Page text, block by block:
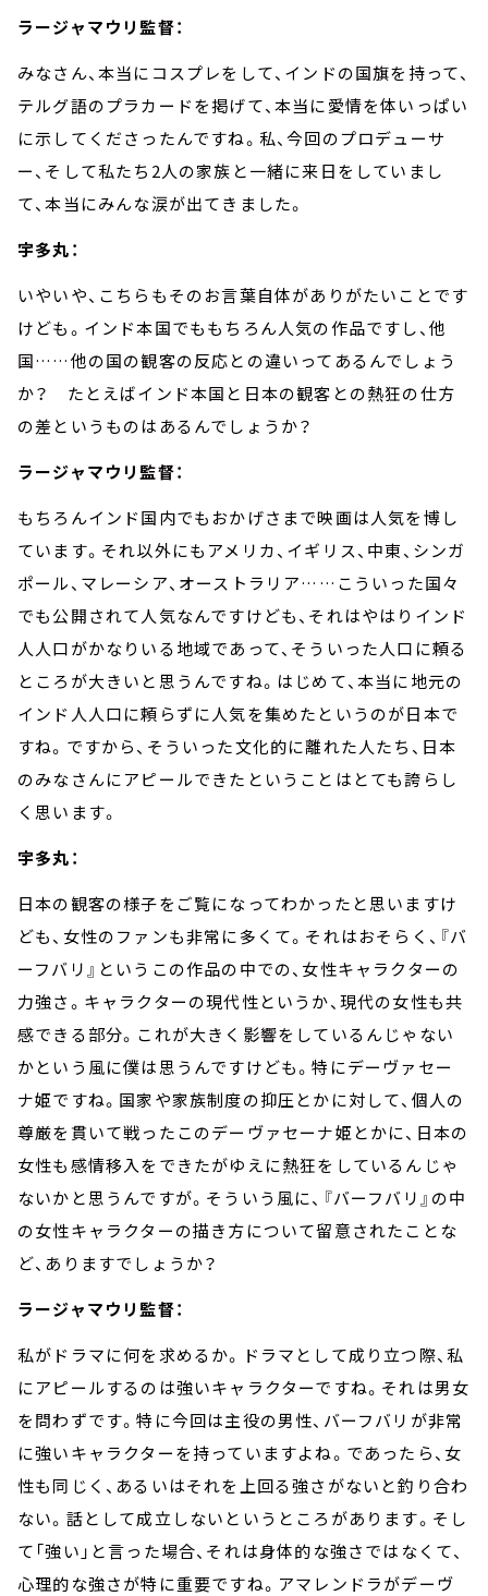
ラージャマウリ監督：
みなさん、本当にコスプレをして、インドの国旗を持って、
テルグ語のプラカードを掲げて、本当に愛情を体いっぱい
に示してくださったんですね。私、今回のプロデューサ
ー、そして私たち 2人の家族と一緒に来日をしていまし
て、本当にみんな涙が出てきました。
宇多丸：
いやいや、こちらもそのお言葉自体がありがたいことです
けども。インド本国でももちろん人気の作品ですし、他
国……他の国の観客の反応との違いってあるんでしょう
か？ たとえばインド本国と日本の観客との熱狂の仕方
の差というものはあるんでしょうか？
ラージャマウリ監督：
もちろんインド国内でもおかげさまで映画は人気を博し
ています。それ以外にもアメリカ、イギリス、中東、シンガ
ポール、マレーシア、オーストラリア…… こういった国々
でも公開されて人気なんですけども、それはやはりインド
人人口がかなりいる地域であって、そういった人口に頼る
ところが大きいと思うんですね。はじめて、本当に地元の
インド人人口に頼らずに人気を集めたというのが日本で
すね。ですから、そういった文化的に離れた人たち、日本
のみなさんにアピールできたということはとても誇らし
く思います。
宇多丸：
日本の観客の様子をご覧になってわかったと思いますけ
ども、女性のファンも非常に多くて。それはおそらく、『バ
ーフバリ』というこの作品の中での、女性キャラクターの
力強さ。キャラクターの現代性というか、現代の女性も共
感できる部分。これが大きく影響をしているんじゃない
かという風に僕は思うんですけども。特にデーヴァセー
ナ姫ですね。国家や家族制度の抑圧とかに対して、個人の
尊厳を貫いて戦ったこのデーヴァセーナ姫とかに、日本の
女性も感情移入をできたがゆえに熱狂をしているんじゃ
ないかと思うんですが。そういう風に、『バーフバリ』の中
の女性キャラクターの描き方について留意されたことな
ど、ありますでしょうか？
ラージャマウリ監督：
私がドラマに何を求めるか。ドラマとして成り立つ際、私
にアピールするのは強いキャラクターですね。それは男女
を問わずです。特に今回は主役の男性、バーフバリが非常
に強いキャラクターを持っていますよね。であったら、女
性も同じく、あるいはそれを上回る強さがないと釣り合わ
ない。話として成立しないというところがあります。そし
て「強い」と言った場合、それは身体的な強さではなくて、
心理的な強さが特に重要ですね。アマレンドラがデーヴ